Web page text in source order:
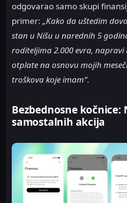
odgovarao samo skupi
primer: „Kako da uštedim
stan u Nišu u narednih 5
roditeljima 2.000 evra,
otplate na osnovu mojih
troškova koje imam“.
Bezbednosne kočnice:
samostalnih akcija